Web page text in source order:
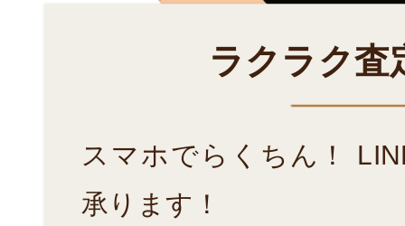
ラクラク査
スマホでらくちん！
承ります！